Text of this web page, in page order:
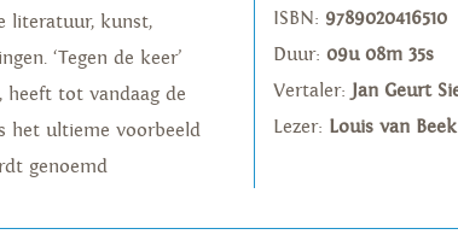
literatuur, kunst,
‘Tegen de keer’
heeft tot vandaag de
het ultieme voorbeeld
genoemd
ISBN: 9789020416510
Duur: 09u 08m 35s
Vertaler: Jan Geurt
Lezer: Louis van Beek